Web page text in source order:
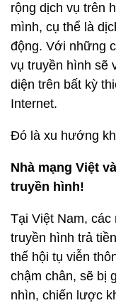
rộng dịch vụ trên
mình, cụ thể là
động. Với những
vụ truyền hình sẽ
diện trên bất kỳ
Internet.
Đó là xu hướng
Nhà mạng Việt
truyền hình!
Tại Việt Nam,
truyền hình trả
thế hội tụ viễn
chậm chân, sẽ bị
nhìn, chiến lược